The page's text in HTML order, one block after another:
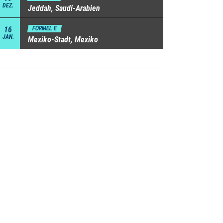
DEZ. Jeddah, Saudi-Arabien
16
JAN.
FORMEL E
Mexiko-Stadt, Mexiko